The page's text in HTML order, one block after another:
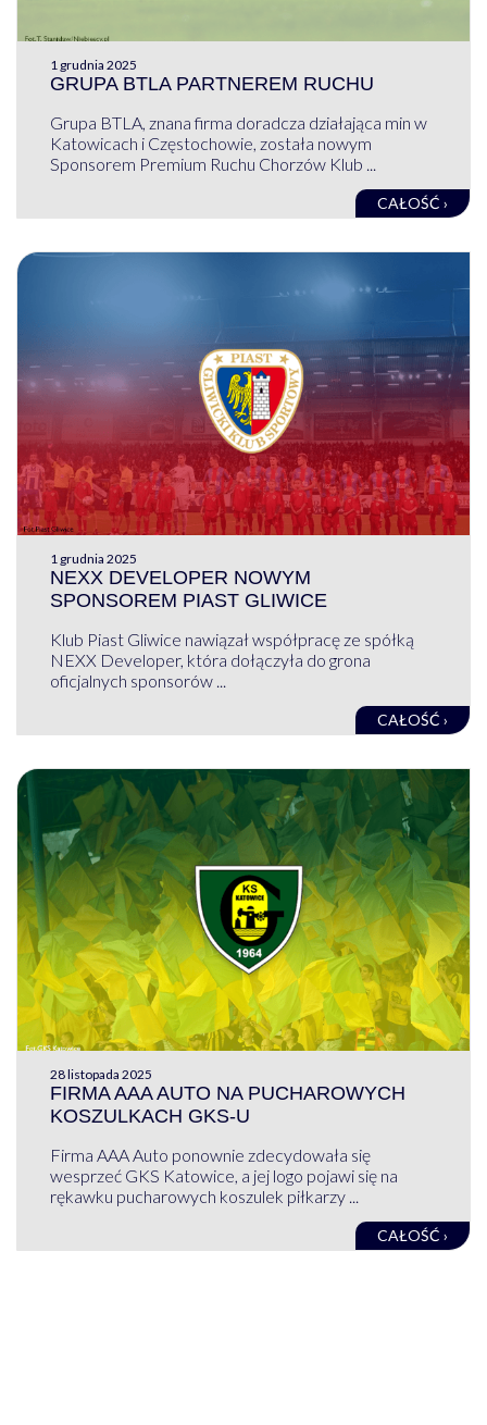
1 grudnia 2025
GRUPA BTLA PARTNEREM RUCHU
Grupa BTLA, znana firma doradcza działająca min w
Katowicach i Częstochowie, została nowym
Sponsorem Premium Ruchu Chorzów Klub ...
CAŁOŚĆ ›
1 grudnia 2025
NEXX DEVELOPER NOWYM
SPONSOREM PIAST GLIWICE
Klub Piast Gliwice nawiązał współpracę ze spółką
NEXX Developer, która dołączyła do grona
oficjalnych sponsorów ...
CAŁOŚĆ ›
28 listopada 2025
FIRMA AAA AUTO NA PUCHAROWYCH
KOSZULKACH GKS-U
Firma AAA Auto ponownie zdecydowała się
wesprzeć GKS Katowice, a jej logo pojawi się na
rękawku pucharowych koszulek piłkarzy ...
CAŁOŚĆ ›